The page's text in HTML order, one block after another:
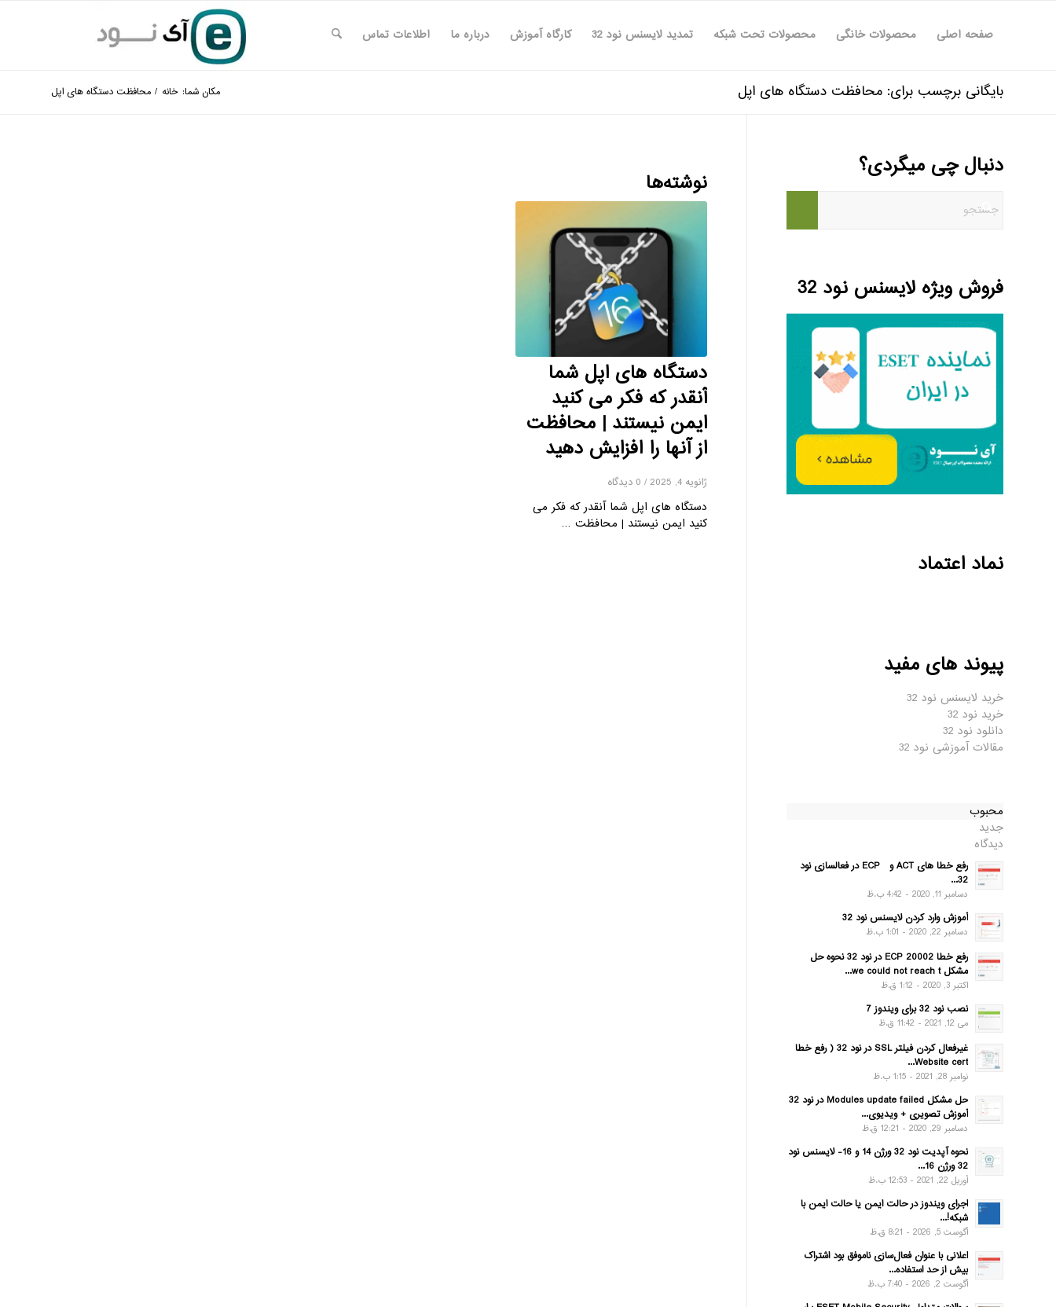
صفحه اصلی محصولات خانگی محصولات تحت شبکه تمدید لایسنس نود 32 کارگاه آموزش درباره ما اطلاعات تماس
بایگانی برچسب برای: محافظت دستگاه های اپل مکان شما: خانه / محافظت دستگاه های اپل
نوشته‌ها
دستگاه های اپل شما
آنقدر که فکر می کنید
ایمن نیستند | محافظت
از آنها را افزایش دهید
ژانویه 4, 2025 / 0 دیدگاه
دستگاه های اپل شما آنقدر که فکر می
کنید ایمن نیستند | محافظت …
دنبال چی میگردی؟
فروش ویژه لایسنس نود 32
نماد اعتماد
پیوند های مفید
خرید لایسنس نود 32
خرید نود 32
دانلود نود 32
مقالات آموزشی نود 32
محبوب
جدید
دیدگاه
رفع خطا های ACT و ECP در فعالسازی نود
32...
دسامبر 11, 2020 - 4:42 ب.ظ
آموزش وارد کردن لایسنس نود 32
دسامبر 22, 2020 - 1:01 ب.ظ
رفع خطا ECP 20002 در نود 32 نحوه حل
مشکل we could not reach t...
اکتبر 3, 2020 - 1:12 ق.ظ
نصب نود 32 برای ویندوز 7
می 12, 2021 - 11:42 ق.ظ
غیرفعال کردن فیلتر SSL در نود 32 ( رفع خطا
Website cert...
نوامبر 28, 2021 - 1:15 ب.ظ
حل مشکل Modules update failed در نود 32
آموزش تصویری + ویدیوی...
دسامبر 29, 2020 - 12:21 ق.ظ
نحوه آپدیت نود 32 ورژن 14 و 16- لایسنس نود
32 ورژن 16...
آوریل 22, 2021 - 12:53 ب.ظ
اجرای ویندوز در حالت ایمن یا حالت ایمن با
شبکه!...
آگوست 5, 2026 - 8:21 ق.ظ
اعلانی با عنوان فعال‌سازی ناموفق بود اشتراک
بیش از حد استفاده...
آگوست 2, 2026 - 7:40 ب.ظ